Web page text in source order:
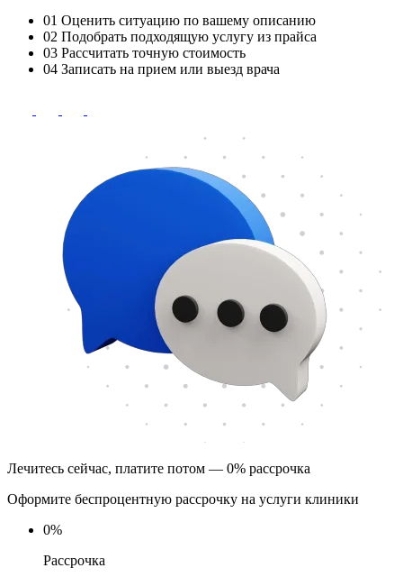
01 Оценить ситуацию по вашему описанию
02 Подобрать подходящую услугу из прайса
03 Рассчитать точную стоимость
04 Записать на прием или выезд врача
Лечитесь сейчас, платите потом — 0% рассрочка
Оформите беспроцентную рассрочку на услуги клиники
0%
Рассрочка